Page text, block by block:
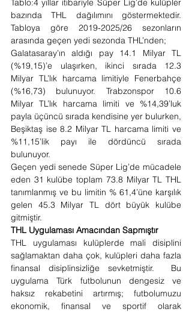
Tablo:4 yıllar itibariyle Süper Lig’de kulüpler
bazında THL dağılımını göstermektedir.
Tabloya göre 2019-2025/26 sezonların
arasında geçen yedi sezonda THL’nden;
Galatasaray’ın aldığı pay 14.1 Milyar TL
(%19,15)’e ulaşırken, ikinci sırada 12.3
Milyar TL’lık harcama limitiyle Fenerbahçe
(%16,73) bulunuyor. Trabzonspor 10.6
Milyar TL’lık harcama limiti ve %14,39’luk
payla üçüncü sırada kendisine yer bulurken,
Beşiktaş ise 8.2 Milyar TL harcama limiti ve
%11,15’lik payı ile dördüncü sırada
bulunuyor.
Geçen yedi senede Süper Lig’de mücadele
eden 31 kulübe toplam 73.8 Milyar TL THL
tanımlanmış ve bu limitin % 61,4’üne karşılık
gelen 45.3 Milyar TL dört büyük kulübe
gitmiştir.
THL Uygulaması Amacından Sapmıştır
THL uygulaması kulüplerde mali disiplini
sağlamaktan daha çok, kulüpleri daha fazla
finansal disiplinsizliğe sevketmiştir.  Bu
uygulama Türk futbolunun dengesiz ve
haksız rekabetini artırmış; futbolumuzu
ekonomik, finansal ve sportif olarak